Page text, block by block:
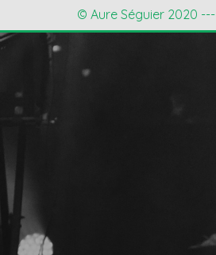
© Aure Séguier 2020 ---